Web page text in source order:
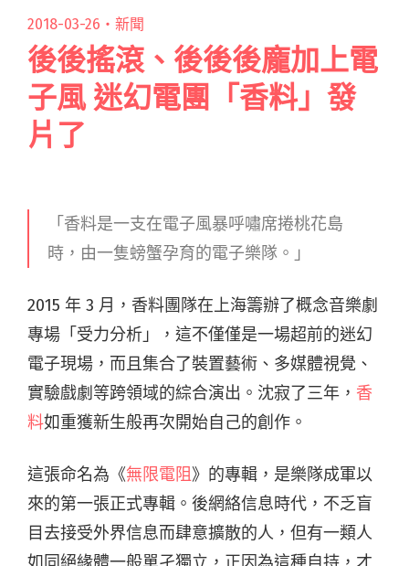
2018-03-26・ 新聞
後後搖滾、後後後龐加上電
子風 迷幻電團「香料」發
片了
「香料是一支在電子風暴呼嘯席捲桃花島
時，由一隻螃蟹孕育的電子樂隊。」
2015 年 3 月，香料團隊在上海籌辦了概念音樂劇
專場「受力分析」，這不僅僅是一場超前的迷幻
電子現場，而且集合了裝置藝術、多媒體視覺、
實驗戲劇等跨領域的綜合演出。沈寂了三年， 香
料如重獲新生般再次開始自己的創作。
這張命名為《無限電阻》的專輯，是樂隊成軍以
來的第一張正式專輯。後網絡信息時代，不乏盲
目去接受外界信息而肆意擴散的人，但有一類人